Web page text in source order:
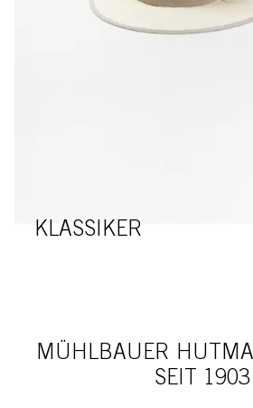
KLASSIKER
MÜHLBAUER
SEIT 1903